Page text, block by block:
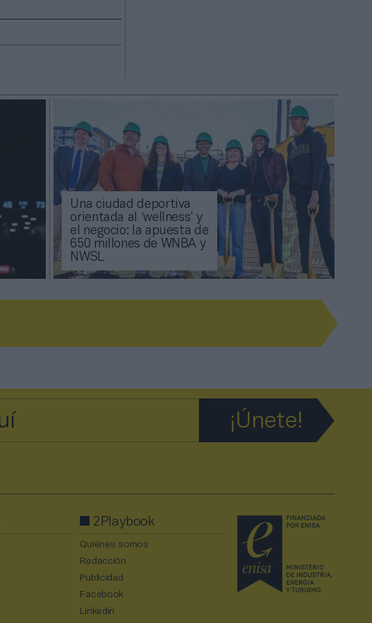
Una ciudad deportiva
orientada al ‘wellness’ y
el negocio: la apuesta de
650 millones de WNBA y
NWSL
2Playbook
Quiénes somos
Redacción
Publicidad
Facebook
Linkedin